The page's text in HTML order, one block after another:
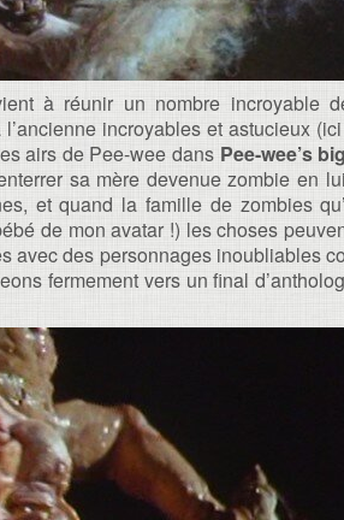
à réunir un nombre incroyable
incroyables et astucieux
airs de Pee-wee dans Pee-wee’s
sa mère devenue zombie en
et quand la famille de zombies
de mon avatar !) les choses
avec des personnages inoubliables
fermement vers un final